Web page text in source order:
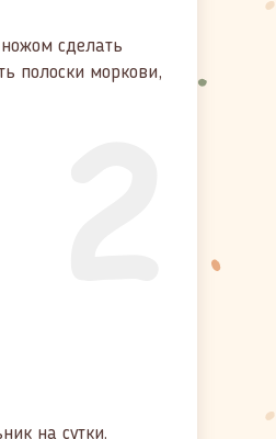
сделать
полоски моркови,
на сутки.